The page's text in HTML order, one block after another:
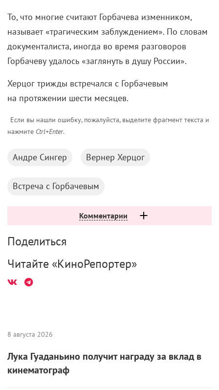
То, что многие считают Горбачева изменником,
называет «трагическим заблуждением». По словам
документалиста, иногда во время разговоров
Горбачеву удалось «заглянуть в душу России».
Херцог трижды встречался с Горбачевым
на протяжении шести месяцев.
Если вы нашли ошибку, пожалуйста, выделите фрагмент текста и
нажмите Ctrl+Enter.
Андре Сингер Вернер Херцог
Встреча с Горбачевым
Комментарии
Поделиться
Читайте «КиноРепортер»
8 августа 2026
Лука Гуаданьино получит награду за вклад в
кинематограф